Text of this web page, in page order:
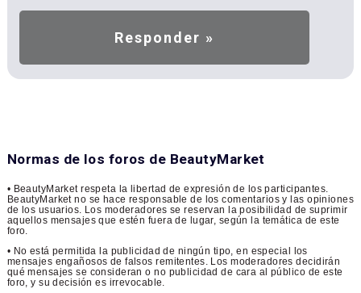
Normas de los foros de BeautyMarket
• BeautyMarket respeta la libertad de expresión de los participantes.
BeautyMarket no se hace responsable de los comentarios y las opiniones
de los usuarios. Los moderadores se reservan la posibilidad de suprimir
aquellos mensajes que estén fuera de lugar, según la temática de este
foro.
• No está permitida la publicidad de ningún tipo, en especial los
mensajes engañosos de falsos remitentes. Los moderadores decidirán
qué mensajes se consideran o no publicidad de cara al público de este
foro, y su decisión es irrevocable.